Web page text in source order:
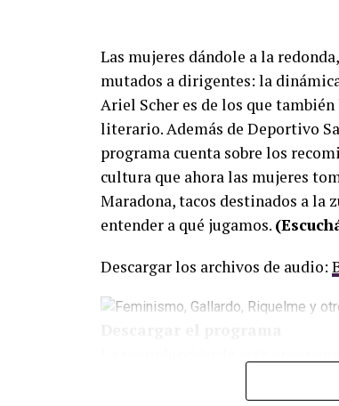
Las mujeres dándole a la
mutados a dirigentes: la
Ariel Scher es de los que
literario. Además de Deportivo
programa cuenta sobre los
cultura que ahora las mujeres
Maradona, tacos destinados a la
entender a qué jugamos.
Descargar los archivos de audio:
para